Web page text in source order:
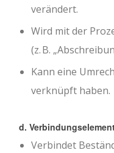
verändert.
Wird mit der
(z. B.
Kann eine
verknüpft haben.
d.
Verbindet